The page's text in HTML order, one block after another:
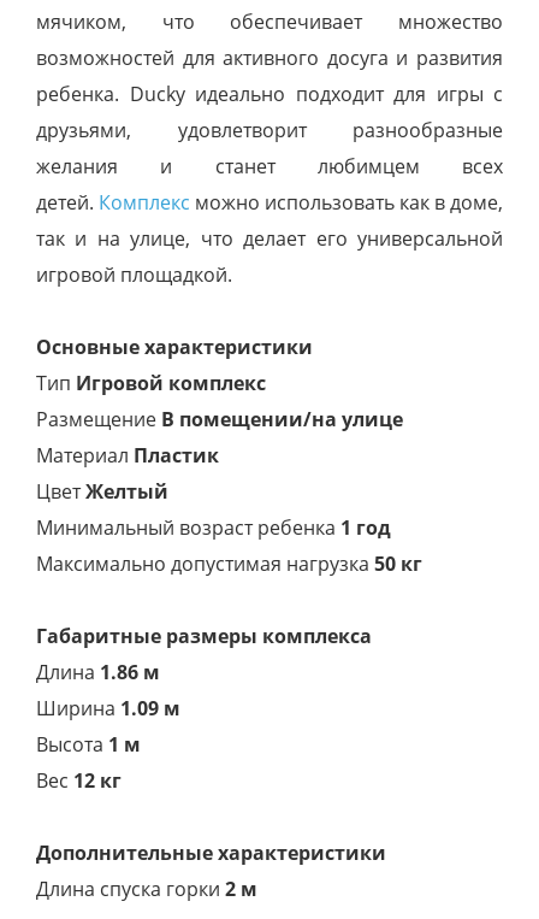
мячиком, что обеспечивает множество
возможностей для активного досуга и развития
ребенка. Ducky идеально подходит для игры с
друзьями, удовлетворит разнообразные
желания и станет любимцем всех
детей. Комплекс можно использовать как в доме,
так и на улице, что делает его универсальной
игровой площадкой.
Основные характеристики
Тип Игровой комплекс
Размещение В помещении/на улице
Материал Пластик
ЦветЖелтый
Минимальный возраст ребенка 1 год
Максимально допустимая нагрузка 50 кг
Габаритные размеры комплекса
Длина 1.86 м
Ширина 1.09 м
Высота 1 м
Вес 12 кг
Дополнительные характеристики
Длина спуска горки 2 м